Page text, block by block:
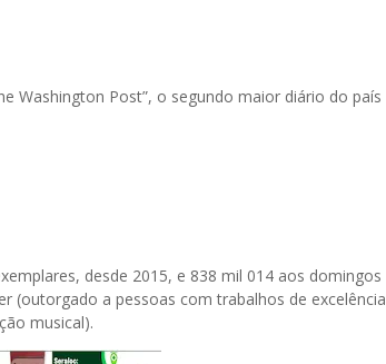
Washington Post”, o segundo maior diário do país
desde 2015, e 838 mil 014 aos domingos
(outorgado a pessoas com trabalhos de excelência
musical).